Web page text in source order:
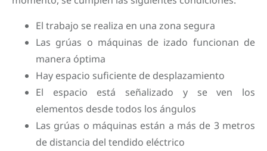
El trabajo se realiza en una zona segura
Las grúas o máquinas de izado funcionan de
manera óptima
Hay espacio suficiente de desplazamiento
El espacio está señalizado y se ven los
elementos desde todos los ángulos
Las grúas o máquinas están a más de 3 metros
de distancia del tendido eléctrico